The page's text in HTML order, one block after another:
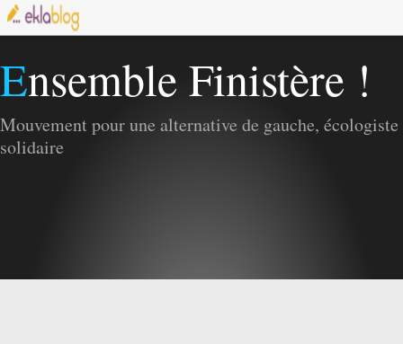
Ensemble Finistère !
Mouvement pour une alternative de gauche, écologiste
solidaire